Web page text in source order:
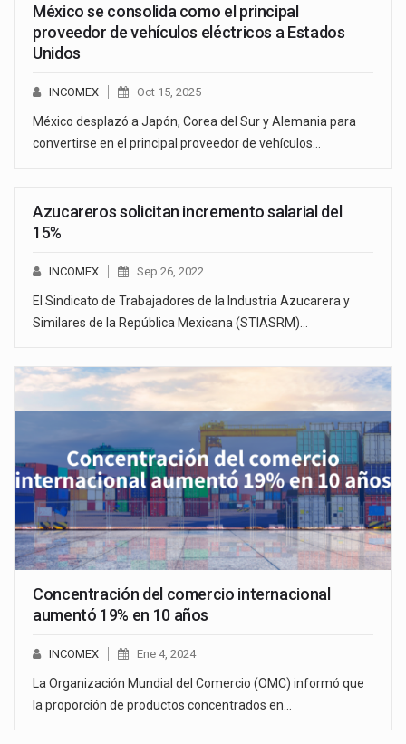
México se consolida como el principal
proveedor de vehículos eléctricos a Estados
Unidos
INCOMEX Oct 15, 2025
México desplazó a Japón, Corea del Sur y Alemania para
convertirse en el principal proveedor de vehículos…
Azucareros solicitan incremento salarial del
15%
INCOMEX Sep 26, 2022
El Sindicato de Trabajadores de la Industria Azucarera y
Similares de la República Mexicana (STIASRM)…
Concentración del comercio internacional
aumentó 19% en 10 años
INCOMEX Ene 4, 2024
La Organización Mundial del Comercio (OMC) informó que
la proporción de productos concentrados en…